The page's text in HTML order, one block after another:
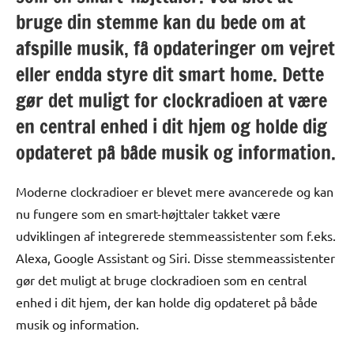
bruge din stemme kan du bede om at
afspille musik, få opdateringer om vejret
eller endda styre dit smart home. Dette
gør det muligt for clockradioen at være
en central enhed i dit hjem og holde dig
opdateret på både musik og information.
Moderne clockradioer er blevet mere avancerede og kan
nu fungere som en smart-højttaler takket være
udviklingen af integrerede stemmeassistenter som f.eks.
Alexa, Google Assistant og Siri. Disse stemmeassistenter
gør det muligt at bruge clockradioen som en central
enhed i dit hjem, der kan holde dig opdateret på både
musik og information.